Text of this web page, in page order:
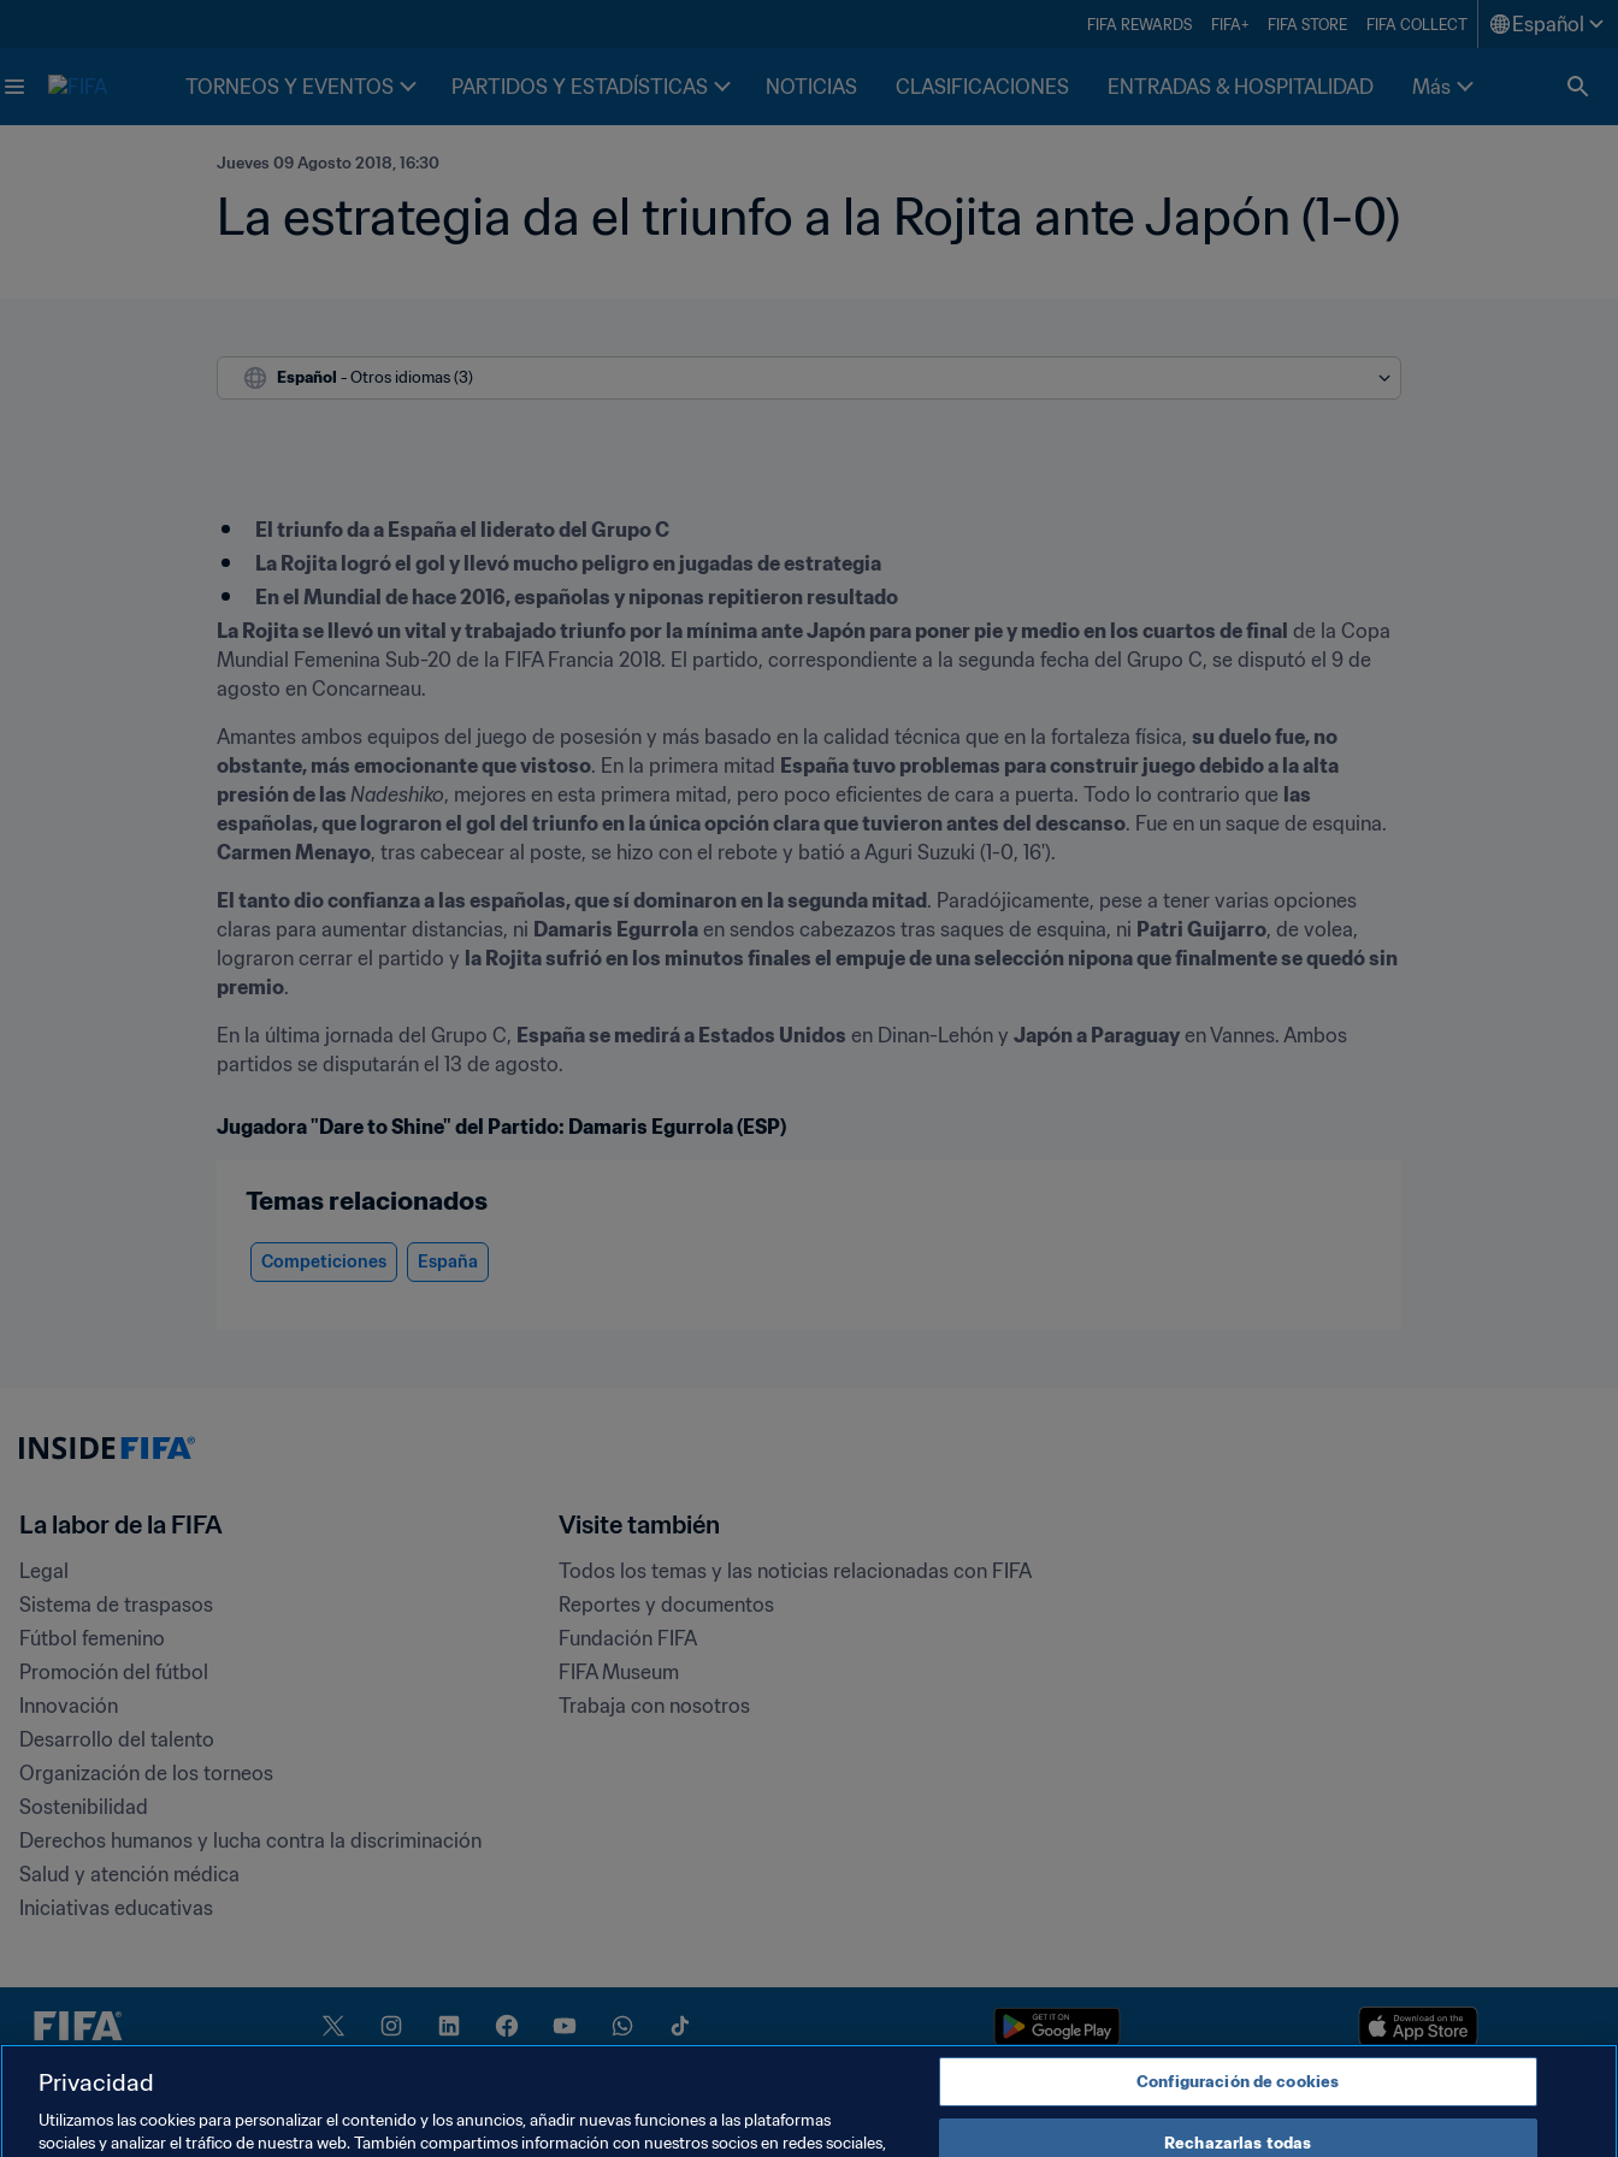
FIFA REWARDS FIFA+ FIFA STORE FIFA COLLECT Español
TORNEOS Y EVENTOS PARTIDOS Y ESTADÍSTICAS NOTICIAS CLASIFICACIONES ENTRADAS & HOSPITALIDAD Más
Jueves 09 Agosto 2018, 16:30
La estrategia da el triunfo a la Rojita ante Japón (1-0)
Español - Otros idiomas (3)
El triunfo da a España el liderato del Grupo C
La Rojita logró el gol y llevó mucho peligro en jugadas de estrategia
En el Mundial de hace 2016, españolas y niponas repitieron resultado
La Rojita se llevó un vital y trabajado triunfo por la mínima ante Japón para poner pie y medio en los cuartos de final de la Copa
Mundial Femenina Sub-20 de la FIFA Francia 2018. El partido, correspondiente a la segunda fecha del Grupo C, se disputó el 9 de
agosto en Concarneau.
Amantes ambos equipos del juego de posesión y más basado en la calidad técnica que en la fortaleza física, su duelo fue, no
obstante, más emocionante que vistoso. En la primera mitad España tuvo problemas para construir juego debido a la alta
presión de las Nadeshiko, mejores en esta primera mitad, pero poco eficientes de cara a puerta. Todo lo contrario que las
españolas, que lograron el gol del triunfo en la única opción clara que tuvieron antes del descanso
Carmen Menayo, tras cabecear al poste, se hizo con el rebote y batió a Aguri Suzuki (1-0, 16').
El tanto dio confianza a las españolas, que sí dominaron en la segunda mitad . Paradójicamente, pese a tener varias opciones
claras para aumentar distancias, ni Damaris Egurrola en sendos cabezazos tras saques de esquina, ni Patri Guijarro, de volea,
lograron cerrar el partido y la Rojita sufrió en los minutos finales el empuje de una selección nipona que finalmente se quedó sin
premio.
En la última jornada del Grupo C, España se medirá a Estados Unidos en Dinan-Lehón y Japón a Paraguay en Vannes. Ambos
partidos se disputarán el 13 de agosto.
Jugadora "Dare to Shine" del Partido: Damaris Egurrola (ESP)
Temas relacionados
Competiciones España
La labor de la FIFA
Legal
Sistema de traspasos
Fútbol femenino
Promoción del fútbol
Innovación
Desarrollo del talento
Organización de los torneos
Sostenibilidad
Derechos humanos y lucha contra la discriminación
Salud y atención médica
Iniciativas educativas
Visite también
Todos los temas y las noticias relacionadas con FIFA
Reportes y documentos
Fundación FIFA
FIFA Museum
Trabaja con nosotros
Privacidad
Utilizamos las cookies para personalizar el contenido y los anuncios, añadir nuevas funciones a las plataformas
sociales y analizar el tráfico de nuestra web. También compartimos información con nuestros socios en redes sociales,
Configuración de cookies
Rechazarlas todas